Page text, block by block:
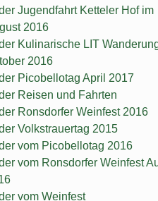
Jugendfahrt Ketteler Hof im
2016
Kulinarische LIT
2016
Picobellotag April 2017
Reisen und Fahrten
Ronsdorfer Weinfest 2016
Volkstrauertag 2015
vom Picobellotag 2016
vom Ronsdorfer Weinfest
vom Weinfest